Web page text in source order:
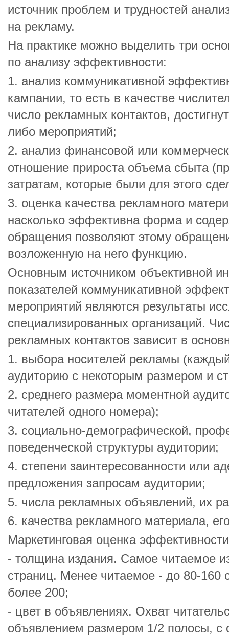
источник проблем и трудностей
на рекламу.
На практике можно выделить три
по анализу эффективности:
1. анализ коммуникативной
кампании, то есть в качестве
число рекламных контактов,
либо мероприятий;
2. анализ финансовой или
отношение прироста объема сбыта
затратам, которые были для этого
3. оценка качества рекламного
насколько эффективна форма и
обращения позволяют этому
возложенную на него функцию.
Основным источником объективной
показателей коммуникативной
мероприятий являются результаты
специализированных организаций.
рекламных контактов зависит в
1. выбора носителей рекламы
аудиторию с некоторым размером и
2. среднего размера моментной
читателей одного номера);
3. социально-демографической,
поведенческой структуры аудитории;
4. степени заинтересованности или
предложения запросам аудитории;
5. числа рекламных объявлений, их
6. качества рекламного материала,
Маркетинговая оценка
- толщина издания. Самое читаемое
страниц. Менее читаемое - до 80-160
более 200;
- цвет в объявлениях. Охват
объявлением размером 1/2 полосы, с